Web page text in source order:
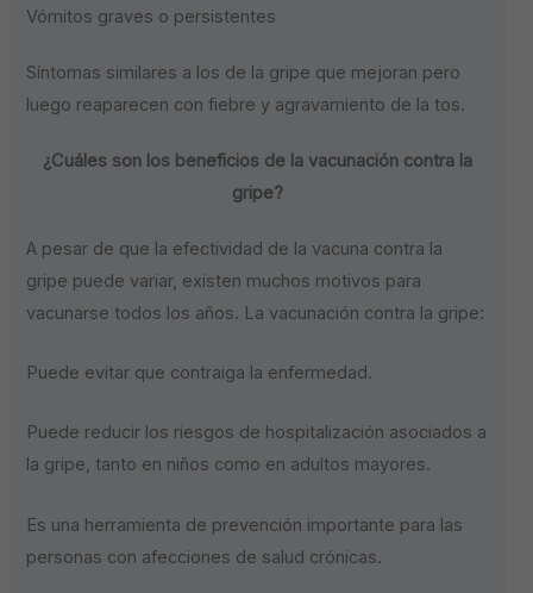
Vómitos graves o persistentes
Síntomas similares a los de la gripe que mejoran pero
luego reaparecen con fiebre y agravamiento de la tos.
¿Cuáles son los beneficios de la vacunación contra la
gripe?
A pesar de que la efectividad de la vacuna contra la
gripe puede variar, existen muchos motivos para
vacunarse todos los años. La vacunación contra la gripe:
Puede evitar que contraiga la enfermedad.
Puede reducir los riesgos de hospitalización asociados a
la gripe, tanto en niños como en adultos mayores.
Es una herramienta de prevención importante para las
personas con afecciones de salud crónicas.